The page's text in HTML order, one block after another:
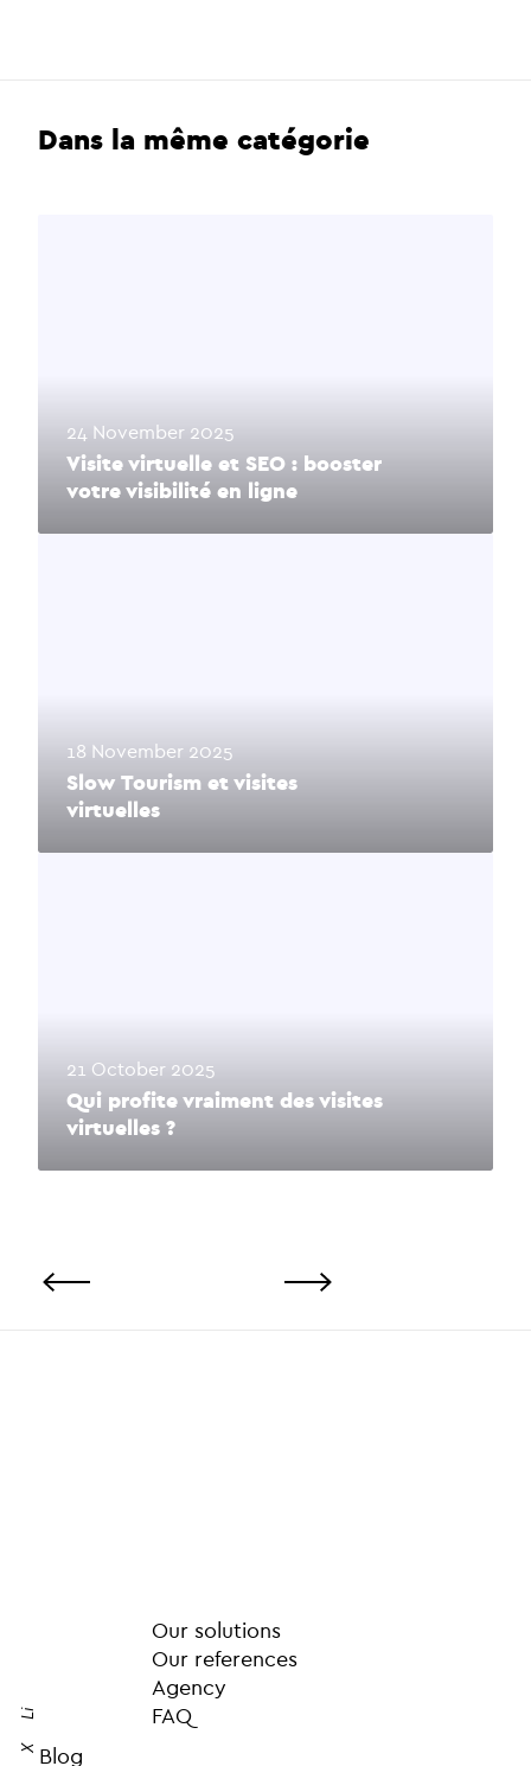
X
Li
Dans la même catégorie
24 November 2025
Visite virtuelle et SEO : booster
votre visibilité en ligne
18 November 2025
Slow Tourism et visites
virtuelles
21 October 2025
Qui profite vraiment des visites
virtuelles ?
Our solutions
Our references
Agency
FAQ
Blog